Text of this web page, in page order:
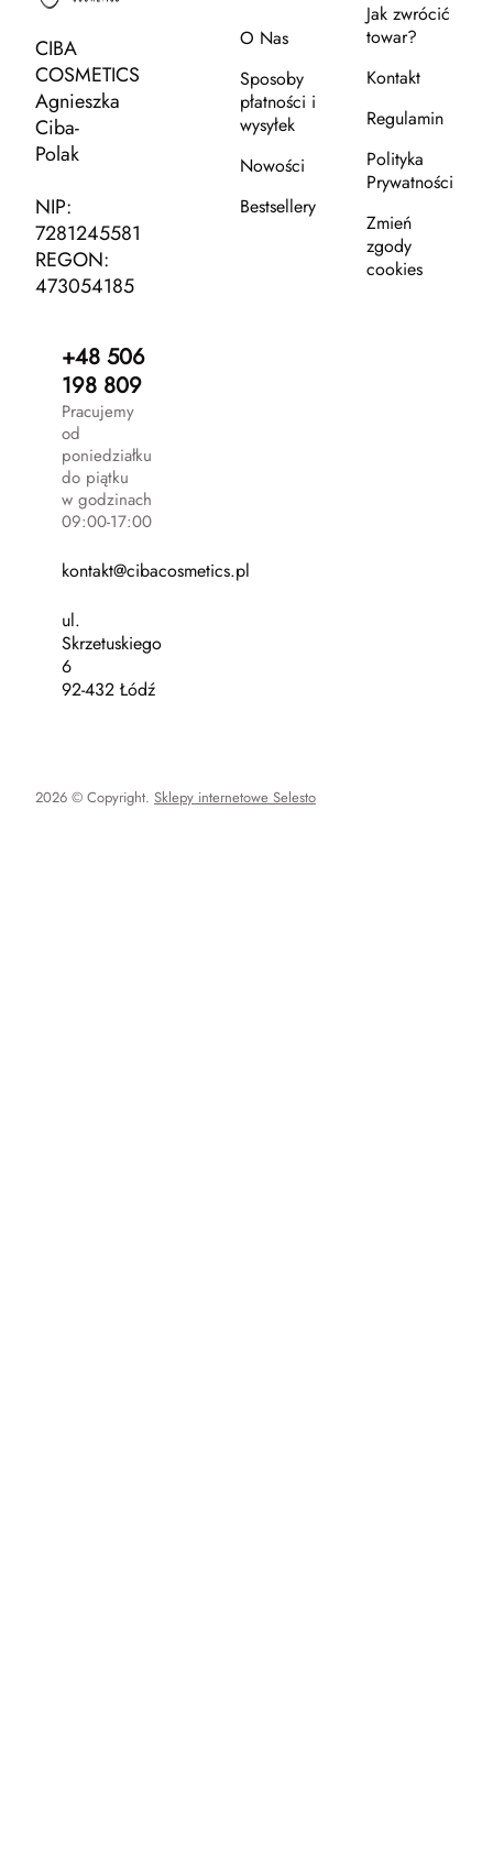
CIBA
COSMETICS
Agnieszka
Ciba-
Polak
NIP:
7281245581
REGON:
473054185
+48 506
198 809
Pracujemy
od
poniedziałku
do piątku
w godzinach
09:00-17:00
kontakt@cibacosmetics.pl
ul.
Skrzetuskiego
6
92-432 Łódź
O Nas
Sposoby
płatności i
wysyłek
Nowości
Bestsellery
Jak zwrócić
towar?
Kontakt
Regulamin
Polityka
Prywatności
Zmień
zgody
cookies
2026 © Copyright. Sklepy internetowe Selesto